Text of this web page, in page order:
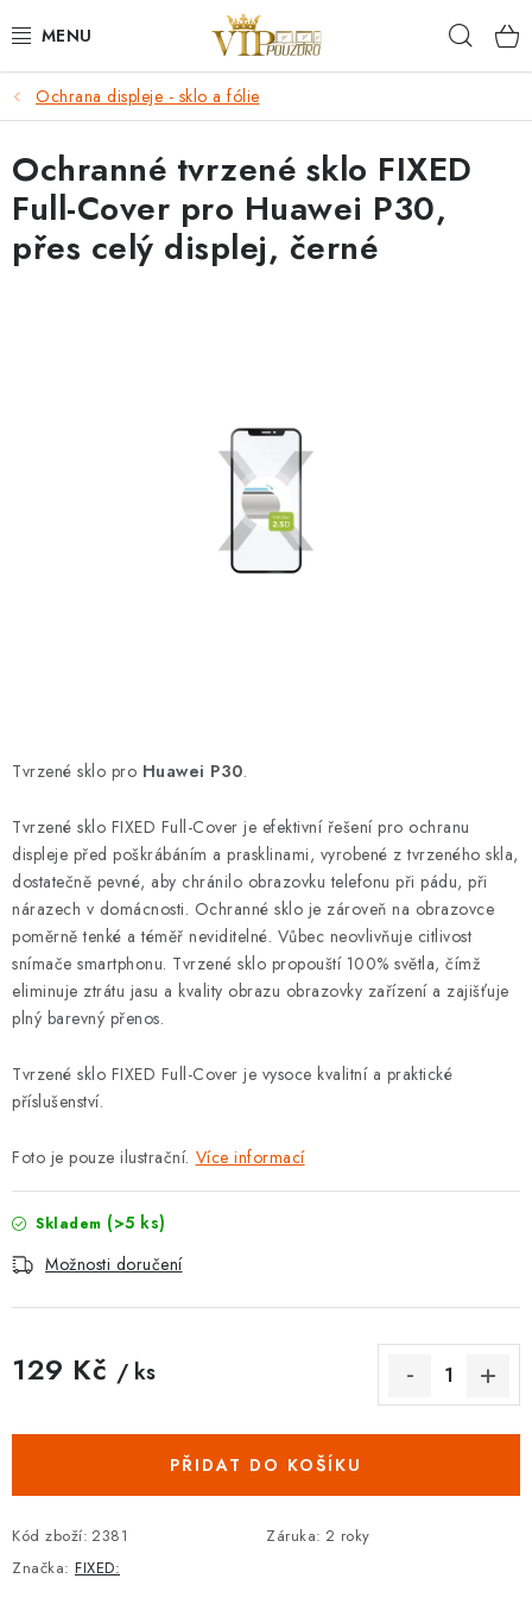
na
KRYTY NA MOBIL.
OCHRANA DISPLEJE - SKLO A FÓLIE
KABELY A NABÍJEČKY
BRAŠNY NA NOTEBOOKY
POUZDRA, OBALY NA APPLE AIRPODS
OCHRANA OSOBNÍCH ÚDAJŮ
HODNOCENÍ OBCHODU
VRÁCENÍ ZBOŽÍ A REKLAMACE
Jak nakupovat
Obchodní podmínky
Ochrana osobních údajů
Ochrana displeje - sklo a fólie
Tvrzené sklo pro Huawei P30.
Tvrzené sklo FIXED Full-Cover je efektivní řešení pro ochranu
displeje před poškrábáním a prasklinami, vyrobené z tvrzeného skla,
dostatečně pevné, aby chránilo obrazovku telefonu při pádu, při
nárazech v domácnosti. Ochranné sklo je zároveň na obrazovce
poměrně tenké a téměř neviditelné. Vůbec neovlivňuje citlivost
snímače smartphonu. Tvrzené sklo propouští 100% světla, čímž
eliminuje ztrátu jasu a kvality obrazu obrazovky zařízení a zajišťuje
plný barevný přenos.
Tvrzené sklo FIXED Full-Cover je vysoce kvalitní a praktické
příslušenství.
Foto je pouze ilustrační. Více informací
Skladem (>5 ks)
Možnosti doručení
129 Kč / ks
PŘIDAT DO KOŠÍKU
Kód zboží: 2381 Záruka: 2 roky
Značka: FIXED:
Ochranné tvrzené sklo FIXED
Full-Cover pro Huawei P30,
přes celý displej, černé